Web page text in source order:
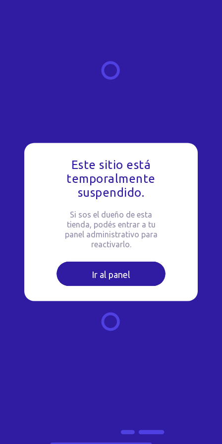
Este sitio está
temporalmente
suspendido.
Si sos el dueño de esta
tienda, podés entrar a tu
panel administrativo para
reactivarlo.
Ir al panel